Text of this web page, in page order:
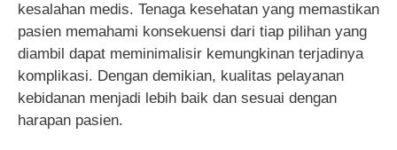
kesalahan medis. Tenaga kesehatan yang memastikan
pasien memahami konsekuensi dari tiap pilihan yang
diambil dapat meminimalisir kemungkinan terjadinya
komplikasi. Dengan demikian, kualitas pelayanan
kebidanan menjadi lebih baik dan sesuai dengan
harapan pasien.